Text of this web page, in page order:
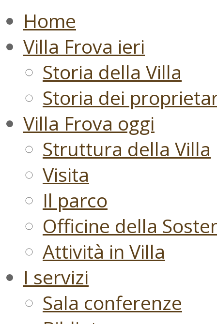
Home
Villa Frova ieri
Storia della Villa
Storia dei
Villa Frova oggi
Struttura della Villa
Visita
Il parco
Officine della
Attività in Villa
I servizi
Sala conferenze